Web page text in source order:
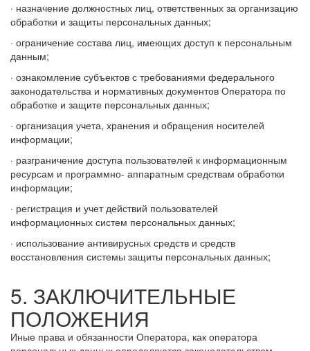
· назначение должностных лиц, ответственных за организацию
обработки и защиты персональных данных;
· ограничение состава лиц, имеющих доступ к персональным
данным;
· ознакомление субъектов с требованиями федерального
законодательства и нормативных документов Оператора по
обработке и защите персональных данных;
· организация учета, хранения и обращения носителей
информации;
· разграничение доступа пользователей к информационным
ресурсам и программно- аппаратным средствам обработки
информации;
· регистрация и учет действий пользователей
информационных систем персональных данных;
· использование антивирусных средств и средств
восстановления системы защиты персональных данных;
5. ЗАКЛЮЧИТЕЛЬНЫЕ
ПОЛОЖЕНИЯ
Иные права и обязанности Оператора, как оператора